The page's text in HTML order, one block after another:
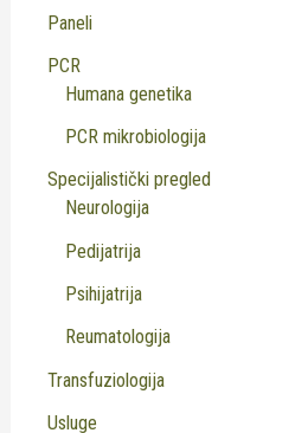
Paneli
PCR
Humana genetika
PCR mikrobiologija
Specijalistički pregled
Neurologija
Pedijatrija
Psihijatrija
Reumatologija
Transfuziologija
Usluge